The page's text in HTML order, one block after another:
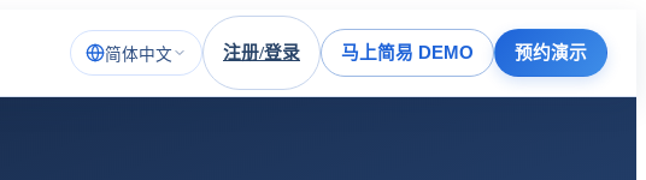
简体中文 注册/登录 马上简易 DEMO 预约演示